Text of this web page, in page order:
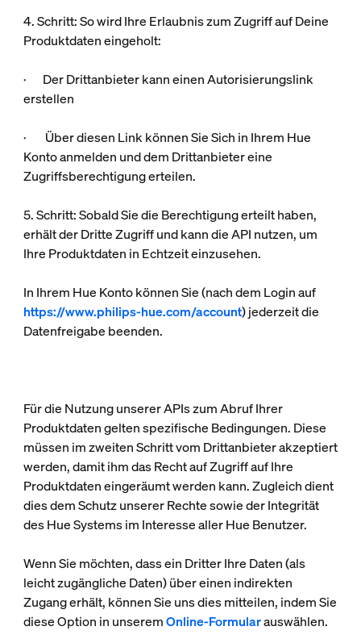
4. Schritt: So wird Ihre Erlaubnis zum Zugriff auf Deine
Produktdaten eingeholt:
· Der Drittanbieter kann einen Autorisierungslink
erstellen
· Über diesen Link können Sie Sich in Ihrem Hue
Konto anmelden und dem Drittanbieter eine
Zugriffsberechtigung erteilen.
5. Schritt: Sobald Sie die Berechtigung erteilt haben,
erhält der Dritte Zugriff und kann die API nutzen, um
Ihre Produktdaten in Echtzeit einzusehen.
In Ihrem Hue Konto können Sie (nach dem Login auf
https://www.philips-hue.com/account) jederzeit die
Datenfreigabe beenden.
Für die Nutzung unserer APIs zum Abruf Ihrer
Produktdaten gelten spezifische Bedingungen. Diese
müssen im zweiten Schritt vom Drittanbieter akzeptiert
werden, damit ihm das Recht auf Zugriff auf Ihre
Produktdaten eingeräumt werden kann. Zugleich dient
dies dem Schutz unserer Rechte sowie der Integrität
des Hue Systems im Interesse aller Hue Benutzer.
Wenn Sie möchten, dass ein Dritter Ihre Daten (als
leicht zugängliche Daten) über einen indirekten
Zugang erhält, können Sie uns dies mitteilen, indem Sie
diese Option in unseremOnline-Formularauswählen.